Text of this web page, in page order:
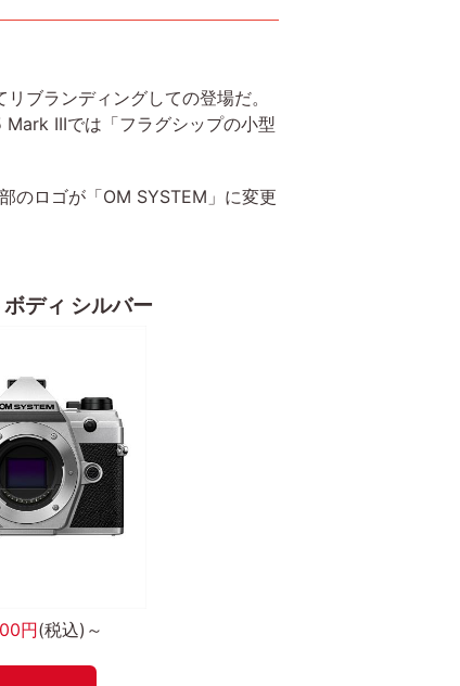
ブランディングしての登場だ。
IIIでは「フラグシップの小型
のロゴが「OM SYSTEM」に変更
ディ シルバー
円(税込)～